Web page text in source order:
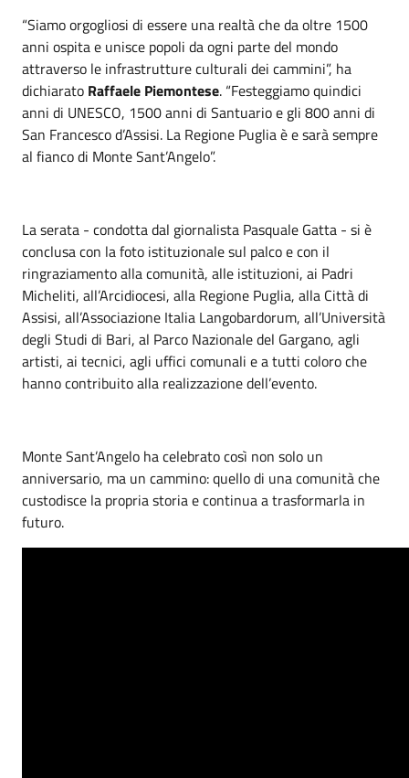
“Siamo orgogliosi di essere una realtà che da oltre 1500
anni ospita e unisce popoli da ogni parte del mondo
attraverso le infrastrutture culturali dei cammini”, ha
dichiarato Raffaele Piemontese. “Festeggiamo quindici
anni di UNESCO, 1500 anni di Santuario e gli 800 anni di
San Francesco d’Assisi. La Regione Puglia è e sarà sempre
al fianco di Monte Sant’Angelo”.
La serata - condotta dal giornalista Pasquale Gatta - si è
conclusa con la foto istituzionale sul palco e con il
ringraziamento alla comunità, alle istituzioni, ai Padri
Micheliti, all’Arcidiocesi, alla Regione Puglia, alla Città di
Assisi, all’Associazione Italia Langobardorum, all’Università
degli Studi di Bari, al Parco Nazionale del Gargano, agli
artisti, ai tecnici, agli uffici comunali e a tutti coloro che
hanno contribuito alla realizzazione dell’evento.
Monte Sant’Angelo ha celebrato così non solo un
anniversario, ma un cammino: quello di una comunità che
custodisce la propria storia e continua a trasformarla in
futuro.